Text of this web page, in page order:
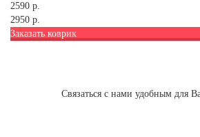
2590 р.
2950 р.
Заказать коврик
Связаться с нами удобным для